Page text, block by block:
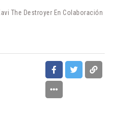
The Destroyer En Colaboración